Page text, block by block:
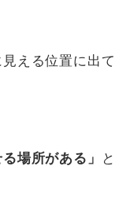
える位置に出て
場所がある」